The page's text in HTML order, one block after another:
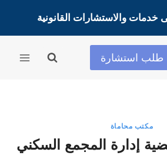
طلب استشارة
مكتب محاماة
إدارة المجمع السكني